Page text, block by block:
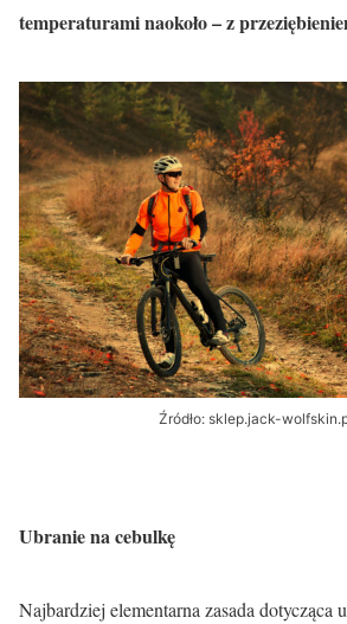
temperaturami naokoło – z
Źródło: sklep.jack-
Ubranie na cebulkę
Najbardziej elementarna zasada dotycząca